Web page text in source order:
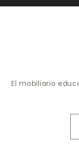
El mobiliario